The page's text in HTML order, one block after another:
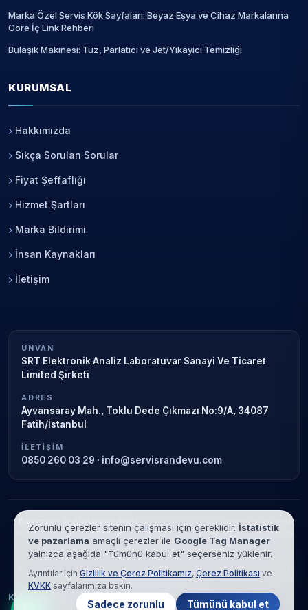
Marka Özel Servis Kök Sayfaları: Beyaz Eşya ve Cihaz Markalarına
Göre İç Link Rehberi
Bulaşık Makinesi: Tuz, Parlatıcı ve Jet/Yıkayici Temizliği
KURUMSAL
Hakkımızda
Sıkça Sorulan Sorular
Fiyat Şeffaflığı
Hizmet Şartları
Marka Bildirimi
İnsan Kaynakları
İletişim
UNVAN
SRT Elektronik Analiz Laboratuvar Sanayi Ve Ticaret
Limited Şirketi
ADRES
Ayvansaray Mah., Toklu Dede Çıkmazı No:9/A, 34087
Fatih/İstanbul
İLETIŞIM
0850 260 03 29 · info@servisrandevu.com
Garanti süresi sona ermiş veya özel
servis kapsamındaki cihazlar için hizmet verilir. Marka adları yalnızca
tanımlama amaçlıdır; yetkili servis ilişkisi bulunmamaktadır.
© 2026 SRT Elektronik Analiz Laboratuvar Sanayi Ve Ticaret Limited
Şirketi. Tüm hakları saklıdır.
KVKK
Çerez Politikası Hizmet Şartları
Zorunlu çerezler sitenin çalışması için gereklidir. İstatistik
ve pazarlama amaçlı çerezler ile Google Tag Manager
yalnızca aşağıda "Tümünü kabul et" seçerseniz yüklenir.
Ayrıntılar için Gizlilik ve Çerez Politikamız, Çerez Politikası ve
KVKK sayfalarımıza bakın.
Sadece zorunlu Tümünü kabul et